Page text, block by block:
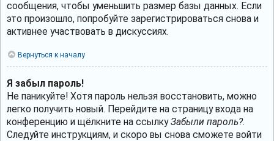
сообщения, чтобы уменьшить размер базы данных. Если
это произошло, попробуйте зарегистрироваться снова и
активнее участвовать в дискуссиях.
Вернуться к началу
Я забыл пароль!
Не паникуйте! Хотя пароль нельзя восстановить, можно
легко получить новый. Перейдите на страницу входа на
конференцию и щёлкните на ссылкуЗабыли пароль?.
Следуйте инструкциям, и скоро вы снова сможете войти